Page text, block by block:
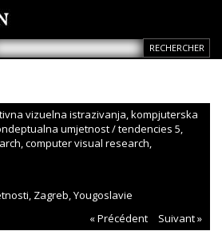
vizuelna istrazivanja, kompjuterska
umjetnost / tendencies 5,
computer visual research,
Zagreb, Yougoslavie
« Précédent
Suivant »